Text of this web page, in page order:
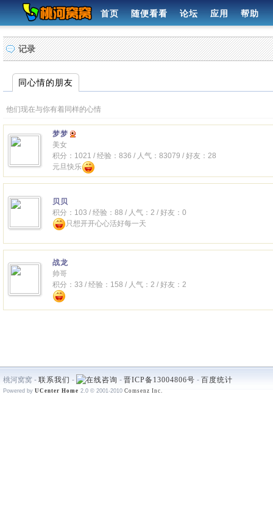
首页 随便看看 论坛 应用 帮助
记录
同心情的朋友
他们现在与你有着同样的心情
梦梦
美女
积分：1021 / 经验：836 / 人气：83079 / 好友：28
元旦快乐
贝贝
积分：103 / 经验：88 / 人气：2 / 好友：0
只想开开心心活好每一天
战龙
帅哥
积分：33 / 经验：158 / 人气：2 / 好友：2
桃河窝窝 - 联系我们 - - 晋ICP备13004806号 - 百度统计
Powered by UCenter Home 2.0 © 2001-2010 Comsenz Inc.